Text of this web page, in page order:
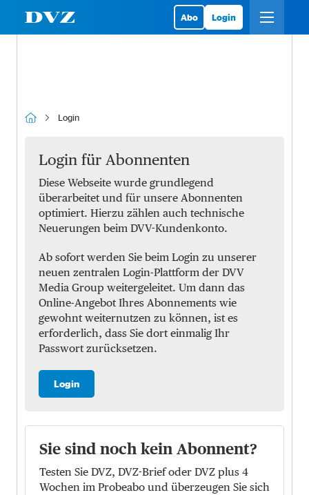
Abo Login
Login
Login für Abonnenten
Diese Webseite wurde grundlegend
überarbeitet und für unsere Abonnenten
optimiert. Hierzu zählen auch technische
Neuerungen beim DVV-Kundenkonto.
Ab sofort werden Sie beim Login zu unserer
neuen zentralen Login-Plattform der DVV
Media Group weitergeleitet. Um dann das
Online-Angebot Ihres Abonnements wie
gewohnt weiternutzen zu können, ist es
erforderlich, dass Sie dort einmalig Ihr
Passwort zurücksetzen.
Login
Sie sind noch kein Abonnent?
Testen Sie DVZ, DVZ-Brief oder DVZ plus 4
Wochen im Probeabo und überzeugen Sie sich